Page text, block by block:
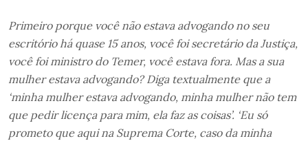
Primeiro porque você não estava advogando no seu
escritório há quase 15 anos, você foi secretário da Justiça,
você foi ministro do Temer, você estava fora. Mas a sua
mulher estava advogando? Diga textualmente que a
‘minha mulher estava advogando, minha mulher não tem
que pedir licença para mim, ela faz as coisas’. ‘Eu só
prometo que aqui na Suprema Corte, caso da minha